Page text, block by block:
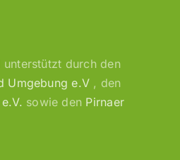
durch den
Umgebung e.V , den
sowie den Pirnaer